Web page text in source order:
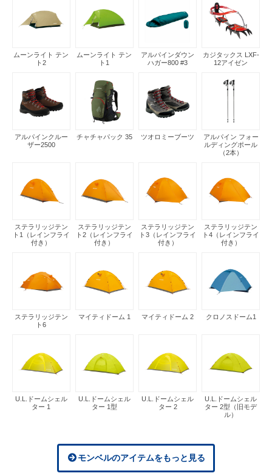
ムーンライト テン
ト2
ムーンライト テン
ト1
アルパインダウン
ハガー800 #3
カジタックス LXF-
12アイゼン
アルパインクルー
ザー2500
チャチャパック 35 ツオロミーブーツ
アルパイン フォー
ルディングポール
（2本）
ステラリッジテン
ト1（レインフライ
付き）
ステラリッジテン
ト2（レインフライ
付き）
ステラリッジテン
ト3（レインフライ
付き）
ステラリッジテン
ト4（レインフライ
付き）
ステラリッジテン
ト6
マイティドーム 1 マイティドーム 2 クロノスドーム1
U.L.ドームシェル
ター 1
U.L.ドームシェル
ター 1型
U.L.ドームシェル
ター 2
U.L.ドームシェル
ター 2型（旧モデ
ル）
モンベルのアイテムをもっと見る